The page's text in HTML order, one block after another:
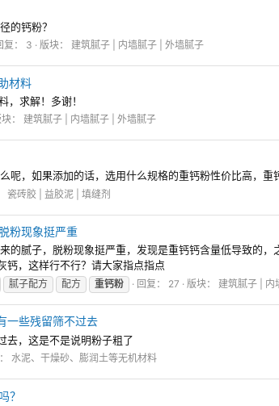
的钙粉？
复： 3 版块： 建筑腻子 | 内墙腻子 | 外墙腻子
材料
求解！多谢！
： 建筑腻子 | 内墙腻子 | 外墙腻子
呢，如果添加的话，选用什么规格的重钙粉性价比高，重
瓷砖胶 | 益胶泥 | 填缝剂
粉现象挺严重
的腻子，脱粉现象挺严重，发现是重钙钙含量低导致的
钙，这样行不行？请大家指点指点
腻子配方 配方 重钙粉 回复： 27 版块： 建筑腻子 | 内
一些残留筛不过去
去，这是不是说明粉子粗了
水泥、干燥砂、膨润土等无机材料
？